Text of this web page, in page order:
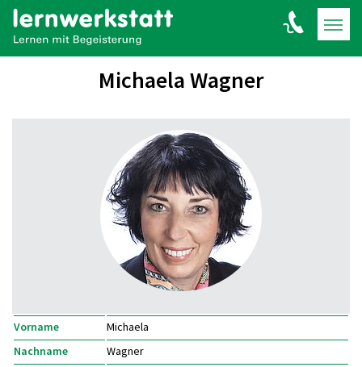
Michaela Wagner
Vorname
Michaela
Nachname
Wagner